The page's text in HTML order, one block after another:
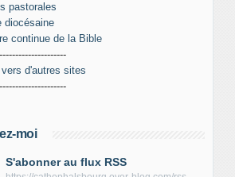
pastorales
diocésaine
continue de la Bible
vers d'autres sites
moi
S'abonner au flux RSS